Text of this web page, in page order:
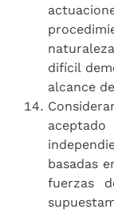
difícil
alcance
basadas
fuerzas